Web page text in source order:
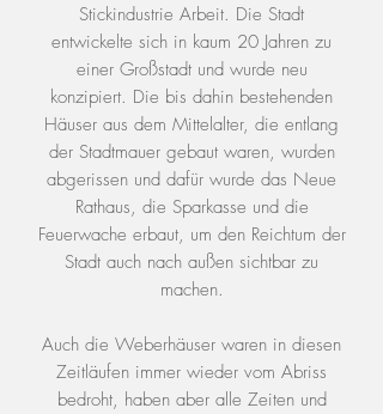
Stickindustrie Arbeit. Die Stadt
entwickelte sich in kaum 20 Jahren zu
einer Großstadt und wurde neu
konzipiert. Die bis dahin bestehenden
Häuser aus dem Mittelalter, die entlang
der Stadtmauer gebaut waren, wurden
abgerissen und dafür wurde das Neue
Rathaus, die Sparkasse und die
Feuerwache erbaut, um den Reichtum der
Stadt auch nach außen sichtbar zu
machen.
Auch die Weberhäuser waren in diesen
Zeitläufen immer wieder vom Abriss
bedroht, haben aber alle Zeiten und